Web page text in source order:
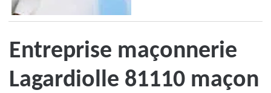
Entreprise maçonnerie
Lagardiolle 81110 maçon